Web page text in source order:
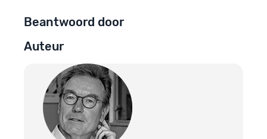
Beantwoord door
Auteur